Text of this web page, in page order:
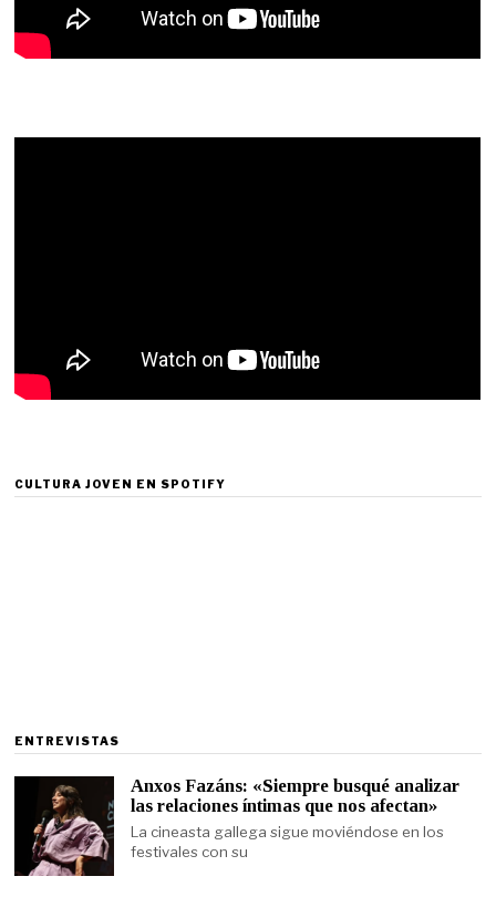
CULTURA JOVEN EN SPOTIFY
ENTREVISTAS
Anxos Fazáns: «Siempre busqué analizar
las relaciones íntimas que nos afectan»
La cineasta gallega sigue moviéndose en los
festivales con su